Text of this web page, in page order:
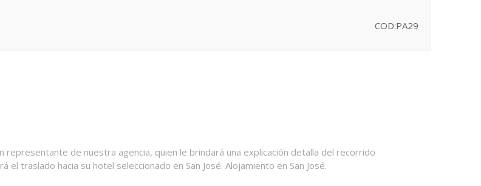
COD:PA29
representante de nuestra agencia, quien le brindará una explicación detalla del recorrido
traslado hacia su hotel seleccionado en San José. Alojamiento en San José.